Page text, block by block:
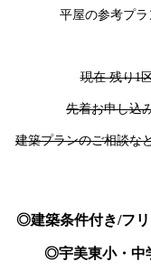
平屋の参考プラ
現在 残り1
先着お申し込
建築プランのご相談な
◎建築条件付き/フ
◎宇美東小・中